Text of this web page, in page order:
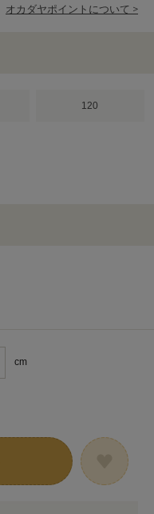
オカダヤポイントについて >
120
cm